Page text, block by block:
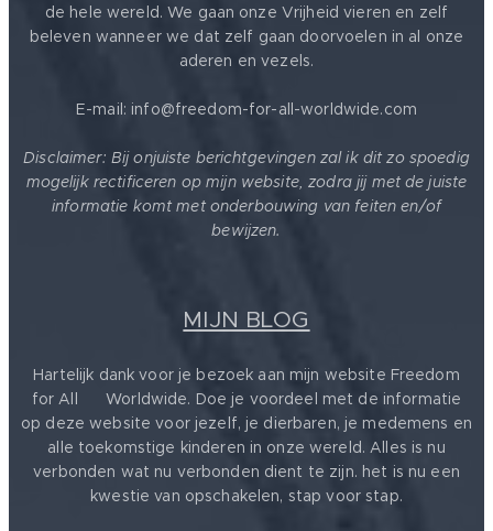
de hele wereld. We gaan onze Vrijheid vieren en zelf
beleven wanneer we dat zelf gaan doorvoelen in al onze
aderen en vezels.
E-mail: info@freedom-for-all-worldwide.com
Disclaimer: Bij onjuiste berichtgevingen zal ik dit zo spoedig
mogelijk rectificeren op mijn website, zodra jij met de juiste
informatie komt met onderbouwing van feiten en/of
bewijzen.
MIJN BLOG
Hartelijk dank voor je bezoek aan mijn website Freedom
for All ❤️ Worldwide. Doe je voordeel met de informatie
op deze website voor jezelf, je dierbaren, je medemens en
alle toekomstige kinderen in onze wereld. Alles is nu
verbonden wat nu verbonden dient te zijn. het is nu een
kwestie van opschakelen, stap voor stap.